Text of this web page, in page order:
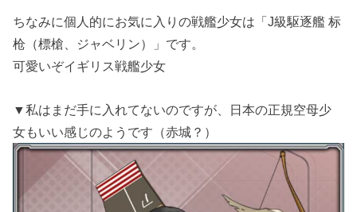
ちなみに個人的にお気に入りの戦艦少女は「J級駆逐艦 标
枪（標槍、ジャベリン）」です。
可愛いぞイギリス戦艦少女
▼私はまだ手に入れてないのですが、日本の正規空母少
女もいい感じのようです（赤城？）